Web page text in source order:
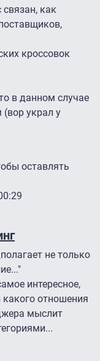
связан, как
кроссовок
в данном случае
(вор украл у
оставлять
не только
интересное,
отношения
мыслит